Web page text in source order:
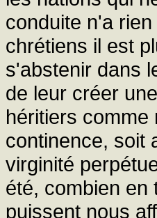
conduite n'a
chrétiens il est
s'abstenir dans
de leur créer
héritiers
continence, soit
virginité
été, combien en
puissent nous